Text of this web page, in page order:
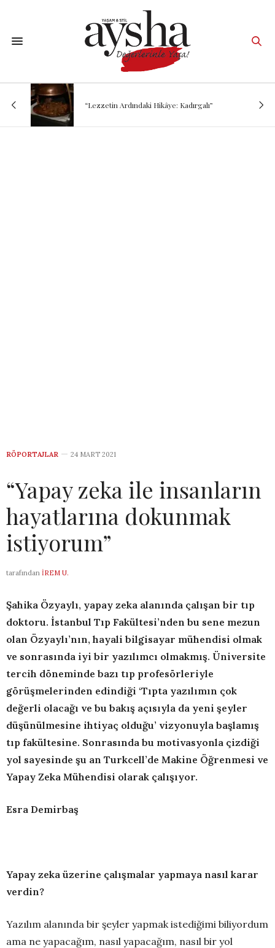
“Lezzetin Ardındaki Hikâye: Kadırgalı”
RÖPORTAJLAR 24 MART 2021
“Yapay zeka ile insanların
hayatlarına dokunmak
istiyorum”
tarafından İREM U.
Şahika Özyaylı, yapay zeka alanında çalışan bir tıp
doktoru. İstanbul Tıp Fakültesi’nden bu sene mezun
olan Özyaylı’nın, hayali bilgisayar mühendisi olmak
ve sonrasında iyi bir yazılımcı olmakmış. Üniversite
tercih döneminde bazı tıp profesörleriyle
görüşmelerinden edindiği ‘Tıpta yazılımın çok
değerli olacağı ve bu bakış açısıyla da yeni şeyler
düşünülmesine ihtiyaç olduğu’ vizyonuyla başlamış
tıp fakültesine. Sonrasında bu motivasyonla çizdiği
yol sayesinde şu an Turkcell’de Makine Öğrenmesi ve
Yapay Zeka Mühendisi olarak çalışıyor.
Esra Demirbaş
Yapay zeka üzerine çalışmalar yapmaya nasıl karar
verdin?
Yazılım alanında bir şeyler yapmak istediğimi biliyordum
ama ne yapacağım, nasıl yapacağım, nasıl bir yol